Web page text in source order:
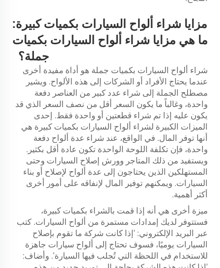
مزايا شراء ألواح السيارات بكميات كبيرة:
ما هي مزايا شراء ألواح السيارات بكميات
جملة؟
شراء ألواح السيارات بكميات جملة هو أداة مفيدة أخرى
عندما يحتاج الأفراد أو الشركات إلى هذه الألواح. ويشير
مصطلح الجملة إلى شراء عدد كبير من العناصر دفعة
واحدة، وغالباً ما يكون السعر أقل من نصف السعر الذي قد
يكون عليه إذا تم شراء قطعتين أو واحدة فقط. إحدى
الميزات الكبيرة لشراء ألواح السيارات بكميات كبيرة هي
أنها توفر المال. في الواقع، عند شراء عدة ألواح دفعة
واحدة، فإن تكلفة اللوحة الواحدة تكون عادة أقل بكثير.
ويستفيد من ذلك المتاجر وورش إصلاح السيارات وحتى
المستهلكين الذين يحتاجون إلى عدة ألواح لإصلاح أو بناء
السيارات. ويمكنهم توفير المال لإنفاقه على أمور أخرى
أكثر أهمية.
ميزة أخرى هي أنه إذا قمت بالشراء بكميات كبيرة،
فستتوفر لديك إمدادات مستمرة من ألواح السيارات. كتب
عبر البريد الإلكتروني: 'إذا كانت شركة ما تقوم بإصلاح
السيارات يوميًا، فسوف تحتاج إلى ألواح سيارات جاهزة
للاستخدام في اللحظة التي تُجلب فيها السيارة'. وأضاف: